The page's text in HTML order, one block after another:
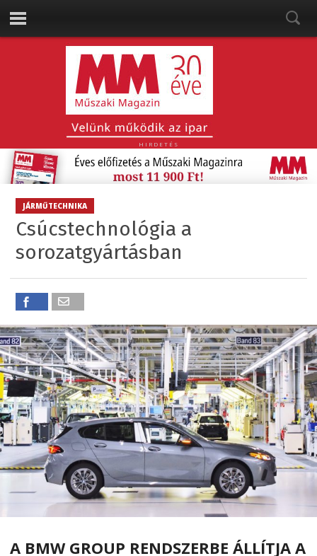
HIRDETÉS
JÁRMŰTECHNIKA
Csúcstechnológia a
sorozatgyártásban
A BMW GROUP RENDSZERBE ÁLLÍTJA A